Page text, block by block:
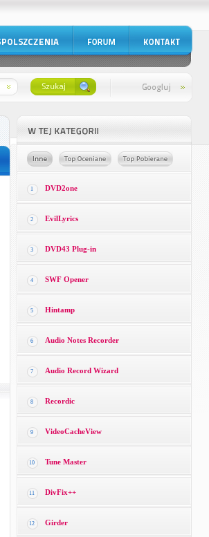
1 DVD2one
2 EvilLyrics
3 DVD43 Plug-in
4 SWF Opener
5 Hintamp
6 Audio Notes Recorder
7 Audio Record Wizard
8 Recordic
9 VideoCacheView
10 Tune Master
11 DivFix++
12 Girder